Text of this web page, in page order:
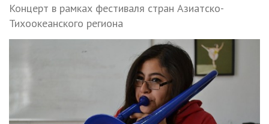
Концерт в рамках фестиваля стран Азиатско-
Тихоокеанского региона